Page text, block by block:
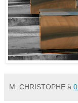
M. CHRISTOPHE à